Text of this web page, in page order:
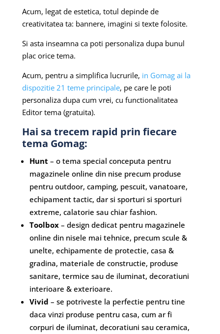
Acum, legat de estetica, totul depinde de
creativitatea ta: bannere, imagini si texte folosite.
Si asta inseamna ca poti personaliza dupa bunul
plac orice tema.
Acum, pentru a simplifica lucrurile, in Gomag ai la
dispozitie 21 teme principale, pe care le poti
personaliza dupa cum vrei, cu functionalitatea
Editor tema (gratuita).
Hai sa trecem rapid prin fiecare
tema Gomag:
Hunt – o tema special conceputa pentru
magazinele online din nise precum produse
pentru outdoor, camping, pescuit, vanatoare,
echipament tactic, dar si sporturi si sporturi
extreme, calatorie sau chiar fashion.
Toolbox– design dedicat pentru magazinele
online din nisele mai tehnice, precum scule &
unelte, echipamente de protectie, casa &
gradina, materiale de constructie, produse
sanitare, termice sau de iluminat, decoratiuni
interioare & exterioare.
Vivid – se potriveste la perfectie pentru tine
daca vinzi produse pentru casa, cum ar fi
corpuri de iluminat, decoratiuni sau ceramica,